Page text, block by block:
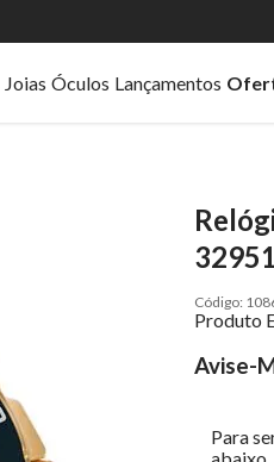
Joias Óculos Lançamentos
Produto
Avise-
Para